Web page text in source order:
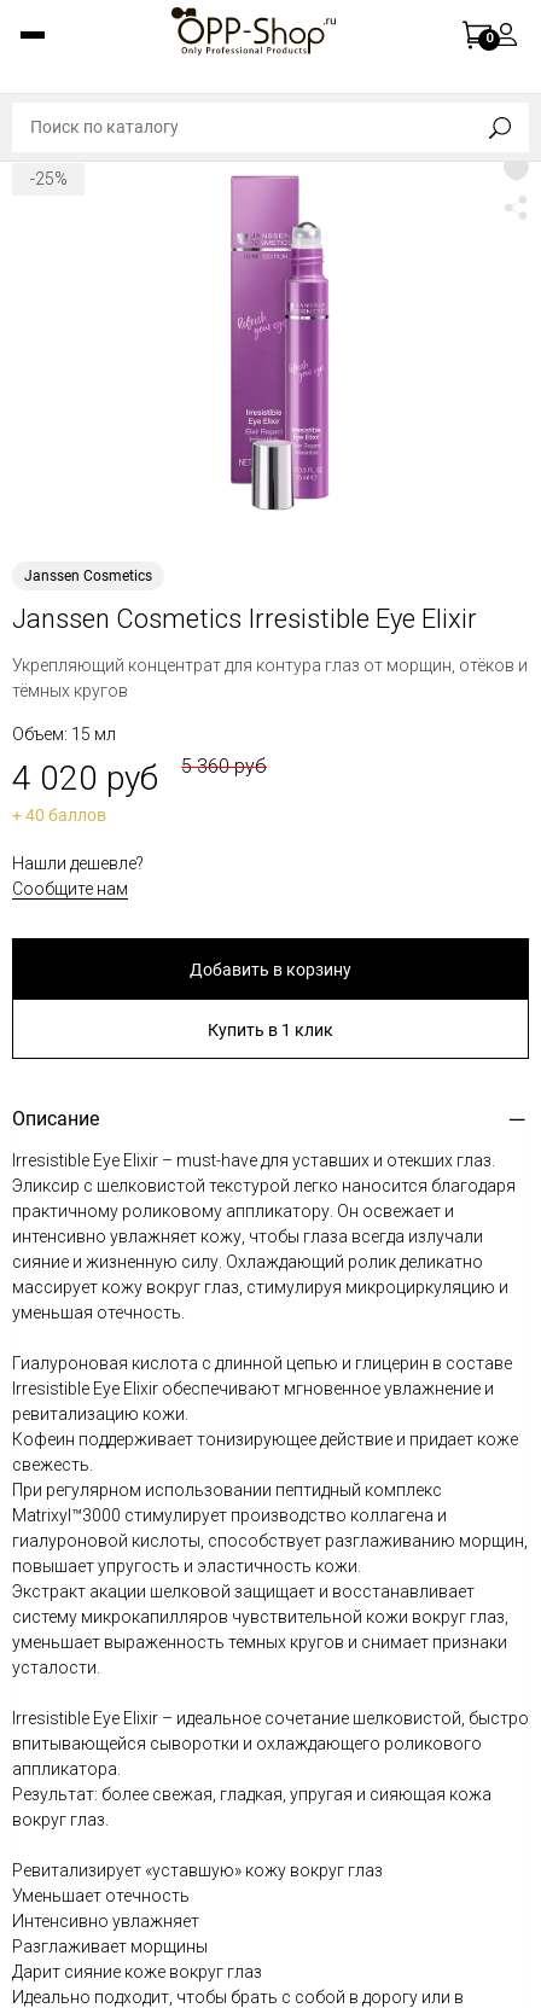
0
-25%
Janssen Cosmetics
Janssen Cosmetics Irresistible Eye Elixir
Укрепляющий концентрат для контура глаз от морщин, отёков и
тёмных кругов
Объем: 15 мл
4 020 руб 5 360 руб
+ 40 баллов
Нашли дешевле?
Сообщите нам
Добавить в корзину
Купить в 1 клик
Описание
Irresistible Eye Elixir – must-have для уставших и отекших глаз.
Эликсир с шелковистой текстурой легко наносится благодаря
практичному роликовому аппликатору. Он освежает и
интенсивно увлажняет кожу, чтобы глаза всегда излучали
сияние и жизненную силу. Охлаждающий ролик деликатно
массирует кожу вокруг глаз, стимулируя микроциркуляцию и
уменьшая отечность.
Гиалуроновая кислота с длинной цепью и глицерин в составе
Irresistible Eye Elixir обеспечивают мгновенное увлажнение и
ревитализацию кожи.
Кофеин поддерживает тонизирующее действие и придает коже
свежесть.
При регулярном использовании пептидный комплекс
Matrixyl™3000 стимулирует производство коллагена и
гиалуроновой кислоты, способствует разглаживанию морщин,
повышает упругость и эластичность кожи.
Экстракт акации шелковой защищает и восстанавливает
систему микрокапилляров чувствительной кожи вокруг глаз,
уменьшает выраженность темных кругов и снимает признаки
усталости.
Irresistible Eye Elixir – идеальное сочетание шелковистой, быстро
впитывающейся сыворотки и охлаждающего роликового
аппликатора.
Результат: более свежая, гладкая, упругая и сияющая кожа
вокруг глаз.
Ревитализирует «уставшую» кожу вокруг глаз
Уменьшает отечность
Интенсивно увлажняет
Разглаживает морщины
Дарит сияние коже вокруг глаз
Идеально подходит, чтобы брать с собой в дорогу или в